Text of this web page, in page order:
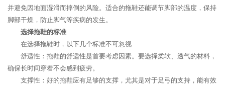
并避免因地面湿滑而摔倒的风险。适合的拖鞋还能调节脚部的温度，保持
脚部干燥，防止脚气等疾病的发生。
选择拖鞋的标准
在选择拖鞋时，以下几个标准不可忽视
舒适性：拖鞋的舒适性是首要考虑因素。要选择柔软、透气的材料，
确保长时间穿着不会感到疲劳。
支撑性：好的拖鞋应有足够的支撑，尤其是对于足弓的支持，能有效